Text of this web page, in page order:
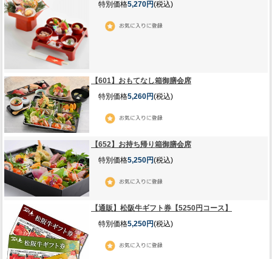
特別価格5,270円(税込)
【601】おもてなし箱御膳会席
特別価格5,260円(税込)
【652】お持ち帰り箱御膳会席
特別価格5,250円(税込)
【通販】松阪牛ギフト券【5250円コース】
特別価格5,250円(税込)